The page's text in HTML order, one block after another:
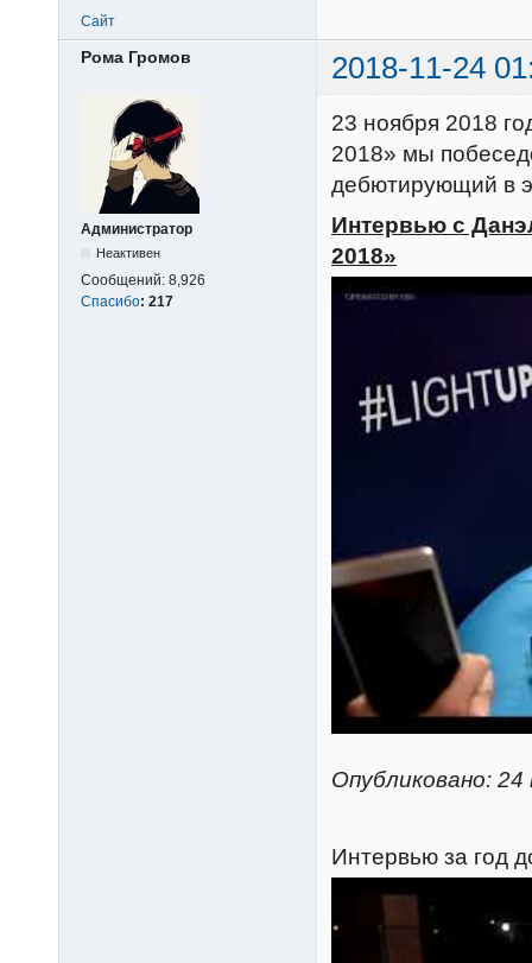
Сайт
Рома Громов 2018-11-24
Администратор
Неактивен
Сообщений: 8,926
Спасибо: 217
23 ноября 2018
2018» мы
дебютирующий в
Интервью с
2018»
Опубликовано: 24
Интервью за год